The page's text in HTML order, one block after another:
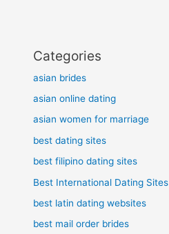
Categories
asian brides
asian online dating
asian women for marriage
best dating sites
best filipino dating sites
Best International Dating Sites
best latin dating websites
best mail order brides